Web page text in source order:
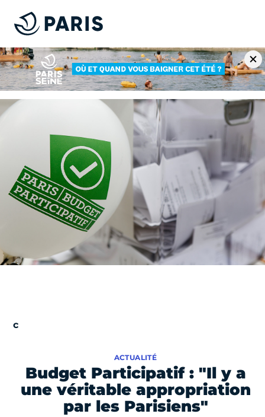
Budget Participatif : "Il y a
une véritable appropriation
par les Parisiens"
ACTUALITÉ